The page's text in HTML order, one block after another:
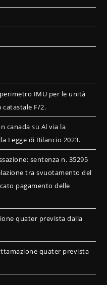
IMU per le unità
catastale F/2.
canada su Al via la
Legge di Bilancio 2023.
sentenza n. 35295
tra svuotamento del
pagamento delle
quater prevista dalla
quater prevista